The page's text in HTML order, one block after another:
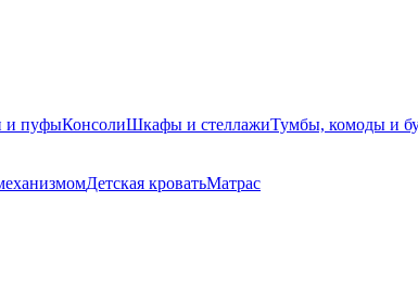
и пуфыКонсолиШкафы и стеллажиТумбы, комоды и
Детская кроватьМатрас